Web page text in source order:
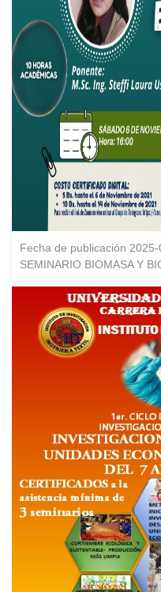
Fecha de publicación
SEMINARIO BIOMASA Y